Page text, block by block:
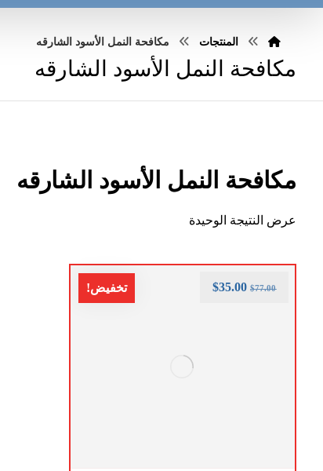
المنتجات مكافحة النمل الأسود الشارقه
مكافحة النمل الأسود الشارقه
مكافحة النمل الأسود الشارقه
عرض النتيجة الوحيدة
تخفيض! $77.00
$35.00